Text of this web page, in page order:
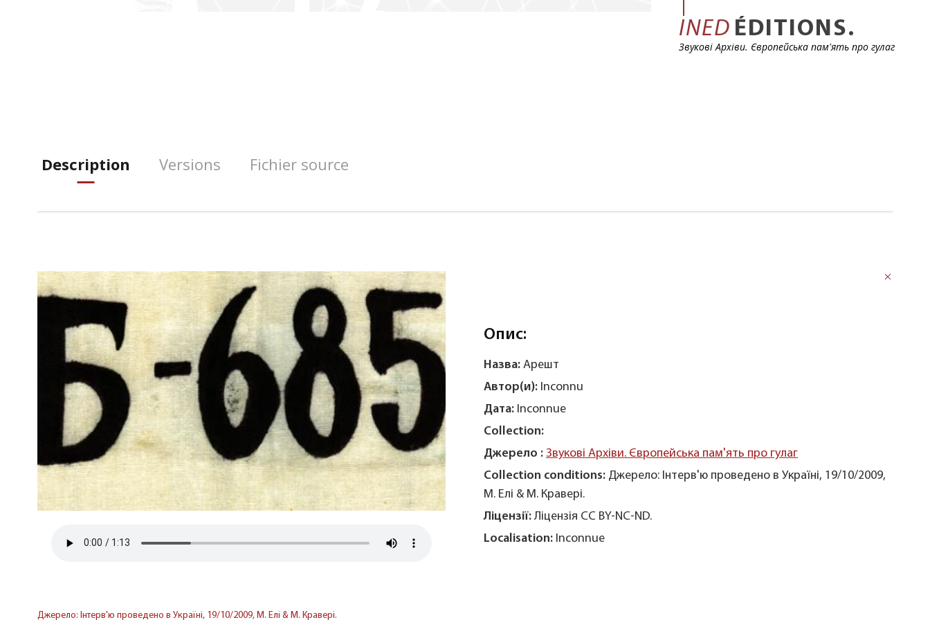
INED ÉDITIONS.
Звукові Архіви. Європейська пам'ять про гулаг
Description Versions Fichier source
Джерело: Інтерв'ю проведено в Україні, 19/10/2009, М. Елі & М. Кравері.
Опис:
Назва: Арешт
Автор(и): Inconnu
Дата: Inconnue
Collection:
Джерело : Звукові Архіви. Європейська пам'ять про гулаг
Collection conditions: Джерело: Інтерв'ю проведено в Україні, 19/10/2009,
М. Елі & М. Кравері.
Ліцензії: Ліцензія CC BY-NC-ND.
Localisation: Inconnue